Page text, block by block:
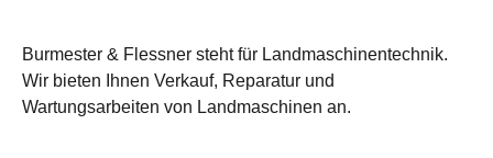
Burmester & Flessner steht für Landmaschinentechnik.
Wir bieten Ihnen Verkauf, Reparatur und
Wartungsarbeiten von Landmaschinen an.